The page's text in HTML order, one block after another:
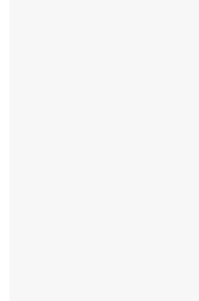
«Захищаючи
найкращі сини
Воїну, який поклав
життя! Важко
та гіркоту від
добрий, світлий
Шаповалова стане
залишиться у
побратимів, усіх
вмирають… Вони
світла оберігають